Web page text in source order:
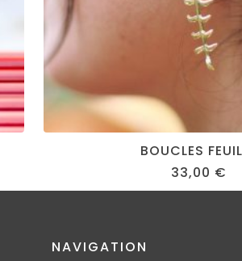
BOUCLES
33,00 €
NAVIGATION